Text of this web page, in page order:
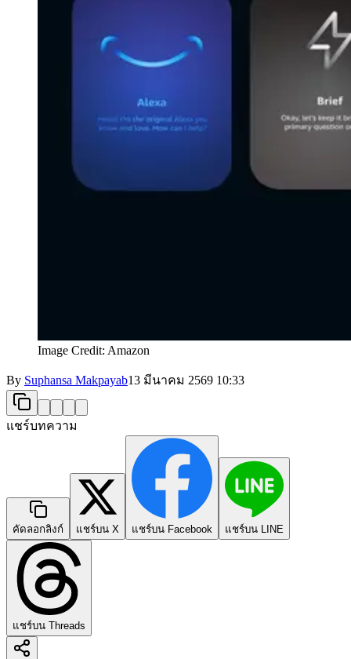
Image Credit: Amazon
By Suphansa Makpayab13 มีนาคม 2569 10:33
แชร์บทความ
คัดลอกลิงก์ แชร์บน X แชร์บน Facebook แชร์บน LINE
แชร์บน Threads